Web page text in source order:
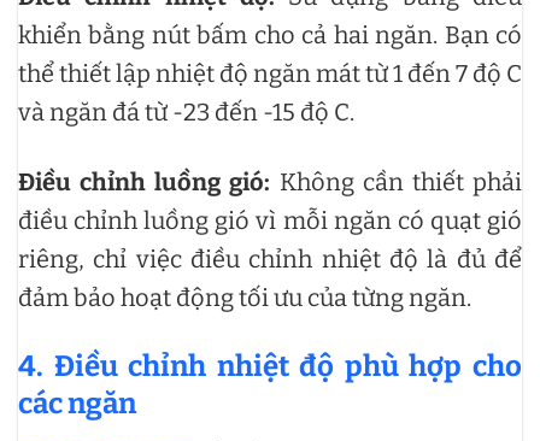
khiển bằng nút bấm cho cả hai ngăn. Bạn có
thể thiết lập nhiệt độ ngăn mát từ 1 đến 7 độ C
và ngăn đá từ -23 đến -15 độ C.
Điều chỉnh luồng gió: Không cần thiết phải
điều chỉnh luồng gió vì mỗi ngăn có quạt gió
riêng, chỉ việc điều chỉnh nhiệt độ là đủ để
đảm bảo hoạt động tối ưu của từng ngăn.
4. Điều chỉnh nhiệt độ phù hợp cho
các ngăn